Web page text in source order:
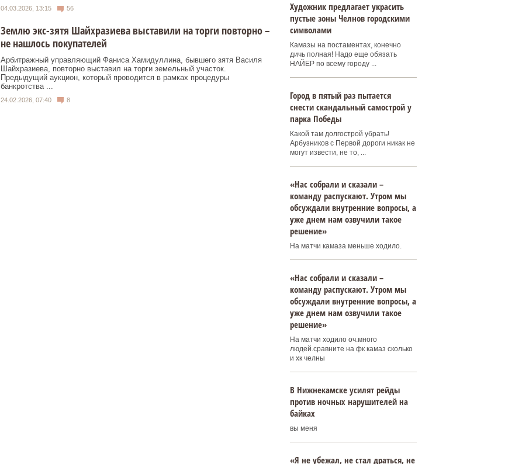
04.03.2026, 13:15 56
Землю экс-зятя Шайхразиева выставили на торги повторно –
не нашлось покупателей
Арбитражный управляющий Фаниса Хамидуллина, бывшего зятя Василя
Шайхразиева, повторно выставил на торги земельный участок.
Предыдущий аукцион, который проводится в рамках процедуры
банкротства ...
24.02.2026, 07:40 8
Художник предлагает украсить
пустые зоны Челнов городскими
символами
Камазы на постаментах, конечно
дичь полная! Надо еще обязать
НАЙЕР по всему городу ...
Город в пятый раз пытается
снести скандальный самострой у
парка Победы
Какой там долгострой убрать!
Арбузников с Первой дороги никак не
могут извести, не то, ...
«Нас собрали и сказали –
команду распускают. Утром мы
обсуждали внутренние вопросы, а
уже днем нам озвучили такое
решение»
На матчи камаза меньше ходило.
«Нас собрали и сказали –
команду распускают. Утром мы
обсуждали внутренние вопросы, а
уже днем нам озвучили такое
решение»
На матчи ходило оч.много
людей.сравните на фк камаз сколько
и хк челны
В Нижнекамске усилят рейды
против ночных нарушителей на
байках
вы меня
«Я не убежал, не стал драться, не